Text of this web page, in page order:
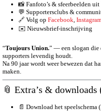
📸 Fanfoto’s & sfeerbeelden
💬 Supportersclubs &
🔗 Volg op Facebook,
✉️ Nieuwsbrief-inschrijving
“Toujours Union.” — een slogan die
supporters levendig houdt.
Na 90 jaar wordt weer bewezen dat
maken.
📎 Extra’s &
📄 Download het speelschema